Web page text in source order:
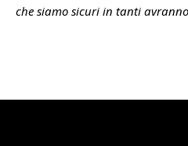
che siamo sicuri in tanti